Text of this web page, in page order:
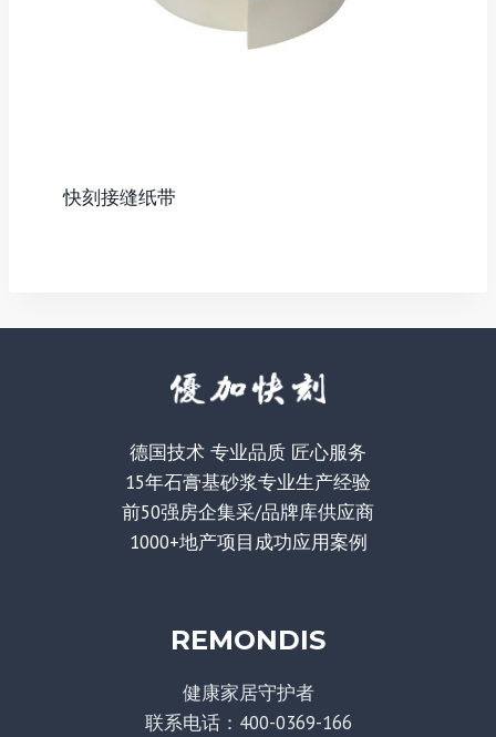
快刻接缝纸带
德国技术 专业品质 匠心服务
15年石膏基砂浆专业生产经验
前50强房企集采/品牌库供应商
1000+地产项目成功应用案例
REMONDIS
健康家居守护者
联系电话：400-0369-166